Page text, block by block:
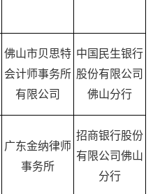
佛山市贝思特
会计师事务所
有限公司
中国民生银行
股份有限公司
佛山分行
广东金纳律师
事务所
招商银行股份
有限公司佛山
分行